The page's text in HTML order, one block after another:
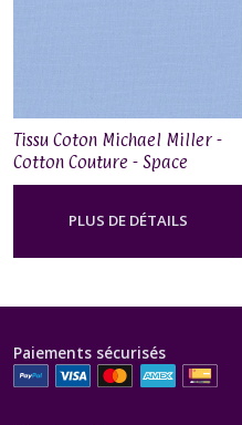
Tissu Coton Michael Miller -
Cotton Couture - Space
PLUS DE DÉTAILS
Paiements sécurisés